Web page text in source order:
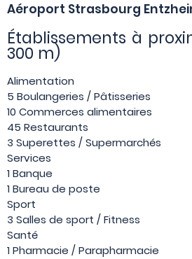
Aéroport Strasbourg
Établissements à
300 m)
Alimentation
5 Boulangeries / Pâtisseries
10 Commerces alimentaires
45 Restaurants
3 Superettes / Supermarchés
Services
1 Banque
1 Bureau de poste
Sport
3 Salles de sport / Fitness
Santé
1 Pharmacie / Parapharmacie